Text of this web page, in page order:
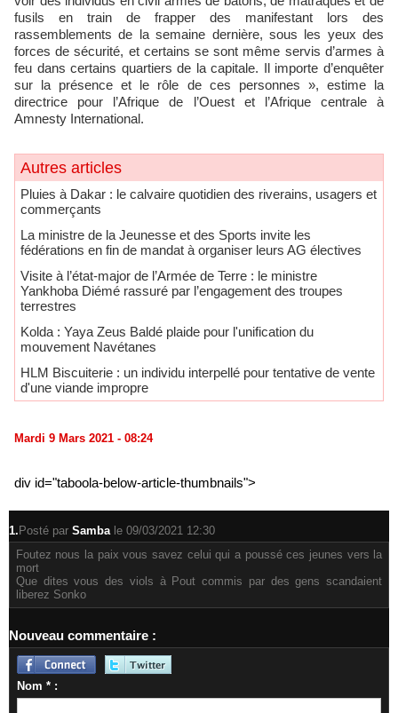
fusils en train de frapper des manifestant lors des
rassemblements de la semaine dernière, sous les yeux des
forces de sécurité, et certains se sont même servis d’armes à
feu dans certains quartiers de la capitale. Il importe d’enquêter
sur la présence et le rôle de ces personnes », estime la
directrice pour l’Afrique de l’Ouest et l’Afrique centrale à
Amnesty International.
Autres articles
Pluies à Dakar : le calvaire quotidien des riverains, usagers et
commerçants
La ministre de la Jeunesse et des Sports invite les
fédérations en fin de mandat à organiser leurs AG électives
Visite à l’état-major de l’Armée de Terre : le ministre
Yankhoba Diémé rassuré par l’engagement des troupes
terrestres
Kolda : Yaya Zeus Baldé plaide pour l'unification du
mouvement Navétanes
HLM Biscuiterie : un individu interpellé pour tentative de vente
d'une viande impropre
Mardi 9 Mars 2021 - 08:24
div id="taboola-below-article-thumbnails">
1.Posté par Samba le 09/03/2021 12:30
Foutez nous la paix vous savez celui qui a poussé ces jeunes vers la
mort
Que dites vous des viols à Pout commis par des gens scandaient
liberez Sonko
Nouveau commentaire :
Nom * :